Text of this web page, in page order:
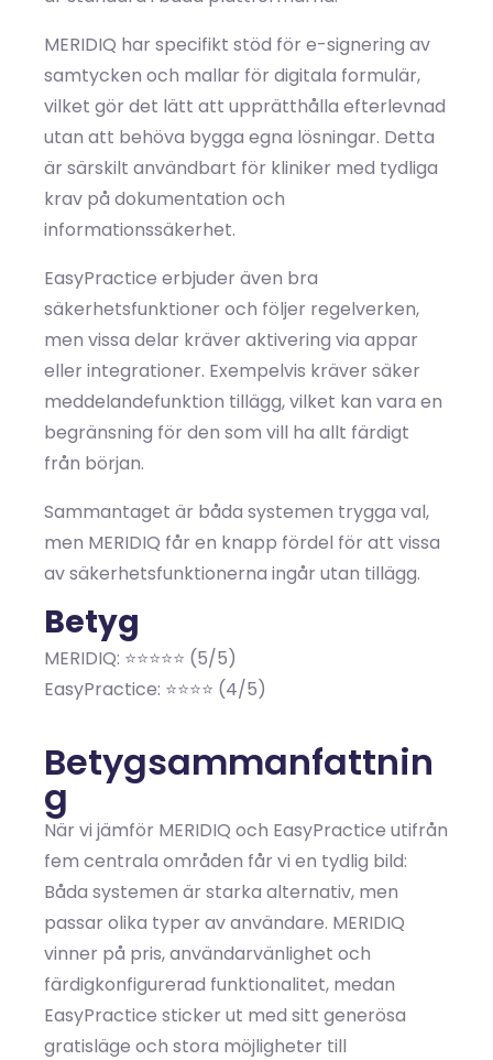
MERIDIQ har specifikt stöd för e-signering av
samtycken och mallar för digitala formulär,
vilket gör det lätt att upprätthålla efterlevnad
utan att behöva bygga egna lösningar. Detta
är särskilt användbart för kliniker med tydliga
krav på dokumentation och
informationssäkerhet.
EasyPractice erbjuder även bra
säkerhetsfunktioner och följer regelverken,
men vissa delar kräver aktivering via appar
eller integrationer. Exempelvis kräver säker
meddelandefunktion tillägg, vilket kan vara en
begränsning för den som vill ha allt färdigt
från början.
Sammantaget är båda systemen trygga val,
men MERIDIQ får en knapp fördel för att vissa
av säkerhetsfunktionerna ingår utan tillägg.
Betyg
MERIDIQ: ⭐⭐⭐⭐⭐ (5/5)
EasyPractice: ⭐⭐⭐⭐ (4/5)
Betygsammanfattnin
g
När vi jämför MERIDIQ och EasyPractice utifrån
fem centrala områden får vi en tydlig bild:
Båda systemen är starka alternativ, men
passar olika typer av användare. MERIDIQ
vinner på pris, användarvänlighet och
färdigkonfigurerad funktionalitet, medan
EasyPractice sticker ut med sitt generösa
gratisläge och stora möjligheter till